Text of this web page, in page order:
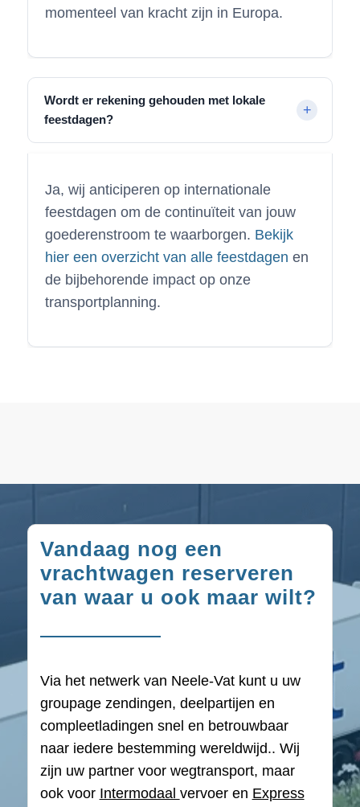
momenteel van kracht zijn in Europa.
Wordt er rekening gehouden met lokale
feestdagen?
Ja, wij anticiperen op internationale
feestdagen om de continuïteit van jouw
goederenstroom te waarborgen. Bekijk
hier een overzicht van alle feestdagen en
de bijbehorende impact op onze
transportplanning.
Vandaag nog een
vrachtwagen reserveren
van waar u ook maar wilt?
Via het netwerk van Neele-Vat kunt u uw
groupage zendingen, deelpartijen en
compleetladingen snel en betrouwbaar
naar iedere bestemming wereldwijd.. Wij
zijn uw partner voor wegtransport, maar
ook voor Intermodaal vervoer en Express